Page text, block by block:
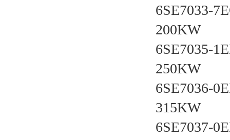
6SE7033-
200KW
6SE7035-
250KW
6SE7036-
315KW
6SE7037-